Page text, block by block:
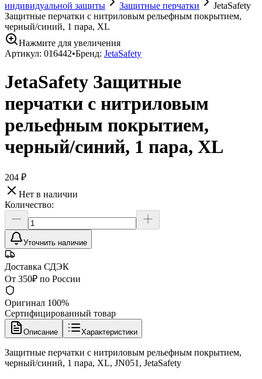
индивидуальной защиты
Защитные перчатки
JetaSafety
Защитные перчатки с нитриловым рельефным покрытием,
черный/синий, 1 пара, XL
Нажмите для увеличения
Артикул: 016442•Бренд: JetaSafety
JetaSafety Защитные
перчатки с нитриловым
рельефным покрытием,
черный/синий, 1 пара, XL
204 ₽
Нет в наличии
Количество:
Уточнить наличие
Доставка СДЭК
От 350₽ по России
Оригинал 100%
Сертифицированный товар
Описание Характеристики
Защитные перчатки с нитриловым рельефным покрытием,
черный/синий, 1 пара, XL, JN051, JetaSafety